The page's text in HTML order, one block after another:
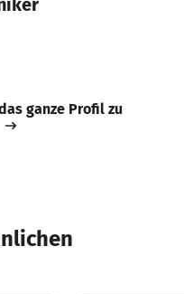
ganze Profil zu